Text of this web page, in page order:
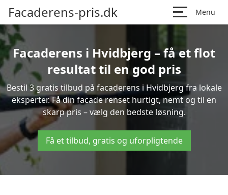
Facaderens-pris.dk Menu
Facaderens i Hvidbjerg – få et flot
resultat til en god pris
Bestil 3 gratis tilbud på facaderens i Hvidbjerg fra lokale
eksperter. Få din facade renset hurtigt, nemt og til en
skarp pris – vælg den bedste løsning.
Få et tilbud, gratis og uforpligtende